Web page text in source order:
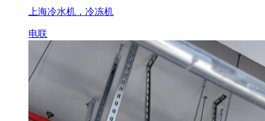
上海冷水机，冷冻机
电联